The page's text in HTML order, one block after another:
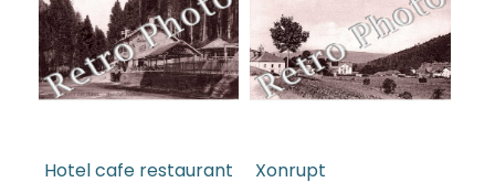
Hotel cafe restaurant Xonrupt